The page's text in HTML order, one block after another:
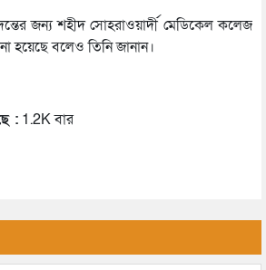
জন্য শহীদ সোহরাওয়ার্দী মেডিকেল কলেজ
হয়েছে বলেও তিনি জানান।
: 1.2K বার